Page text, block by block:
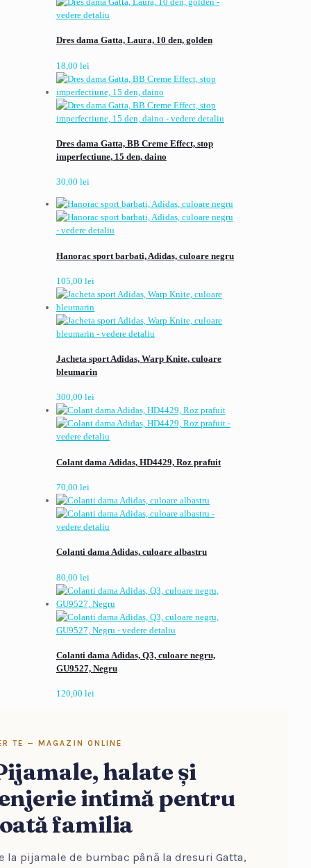
Dres dama Gatta, Laura, 10 den, golden
18,00 lei
Dres dama Gatta, BB Creme Effect, stop
imperfectiune, 15 den, daino
30,00 lei
Hanorac sport barbati, Adidas, culoare negru
105,00 lei
Jacheta sport Adidas, Warp Knite, culoare
bleumarin
300,00 lei
Colant dama Adidas, HD4429, Roz prafuit
70,00 lei
Colanti dama Adidas, culoare albastru
80,00 lei
Colanti dama Adidas, Q3, culoare negru,
GU9527, Negru
120,00 lei
TE — MAGAZIN ONLINE
halate și
intimă pentru
familia
la pijamale de bumbac până la dresuri Gatta,